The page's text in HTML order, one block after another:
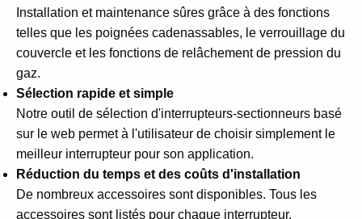
Installation et maintenance sûres grâce à des fonctions
telles que les poignées cadenassables, le verrouillage du
couvercle et les fonctions de relâchement de pression du
gaz.
Sélection rapide et simple
Notre outil de sélection d'interrupteurs-sectionneurs basé
sur le web permet à l'utilisateur de choisir simplement le
meilleur interrupteur pour son application.
Réduction du temps et des coûts d'installation
De nombreux accessoires sont disponibles. Tous les
accessoires sont listés pour chaque interrupteur.